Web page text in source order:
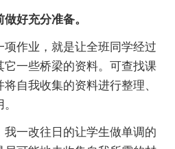
好充分准备。
作业，就是让全班同学经过
一些桥梁的资料。可查找课
自我收集的资料进行整理、
一改往日的让学生做单调的